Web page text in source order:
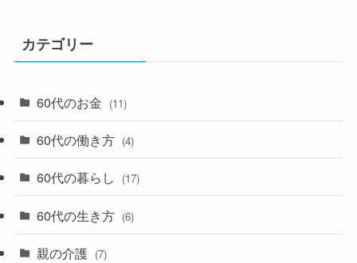
カテゴリー
60代のお金 (11)
60代の働き方 (4)
60代の暮らし (17)
60代の生き方 (6)
親の介護 (7)